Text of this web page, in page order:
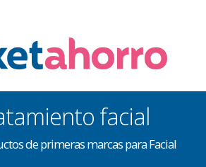
facial
de primeras marcas para Facial